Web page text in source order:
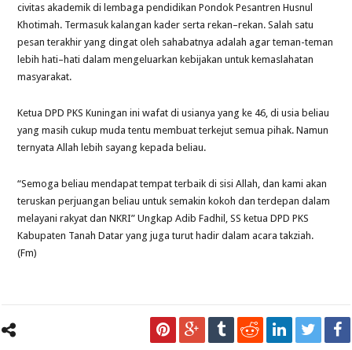
civitas akademik di lembaga pendidikan Pondok Pesantren Husnul
Khotimah. Termasuk kalangan kader serta rekan–rekan. Salah satu
pesan terakhir yang dingat oleh sahabatnya adalah agar teman-teman
lebih hati–hati dalam mengeluarkan kebijakan untuk kemaslahatan
masyarakat.
Ketua DPD PKS Kuningan ini wafat di usianya yang ke 46, di usia beliau
yang masih cukup muda tentu membuat terkejut semua pihak. Namun
ternyata Allah lebih sayang kepada beliau.
“Semoga beliau mendapat tempat terbaik di sisi Allah, dan kami akan
teruskan perjuangan beliau untuk semakin kokoh dan terdepan dalam
melayani rakyat dan NKRI” Ungkap Adib Fadhil, SS ketua DPD PKS
Kabupaten Tanah Datar yang juga turut hadir dalam acara takziah.
(Fm)